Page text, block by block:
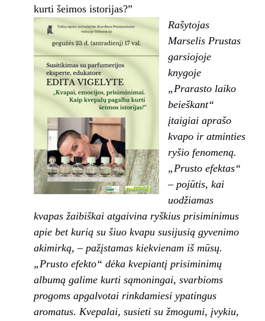
kurti šeimos istorijas?”
Rašytojas
Marselis Prustas
garsiojoje
knygoje
„Prarasto laiko
beieškant“
įtaigiai aprašo
kvapo ir atminties
ryšio fenomeną.
„Prusto efektas“
– pojūtis, kai
uodžiamas
kvapas žaibiškai atgaivina ryškius prisiminimus
apie bet kurią su šiuo kvapu susijusią gyvenimo
akimirką, – pažįstamas kiekvienam iš mūsų.
„Prusto efekto“ dėka kvepiantį prisiminimų
albumą galime kurti sąmoningai, svarbioms
progoms apgalvotai rinkdamiesi ypatingus
aromatus. Kvepalai, susieti su žmogumi, įvykiu,